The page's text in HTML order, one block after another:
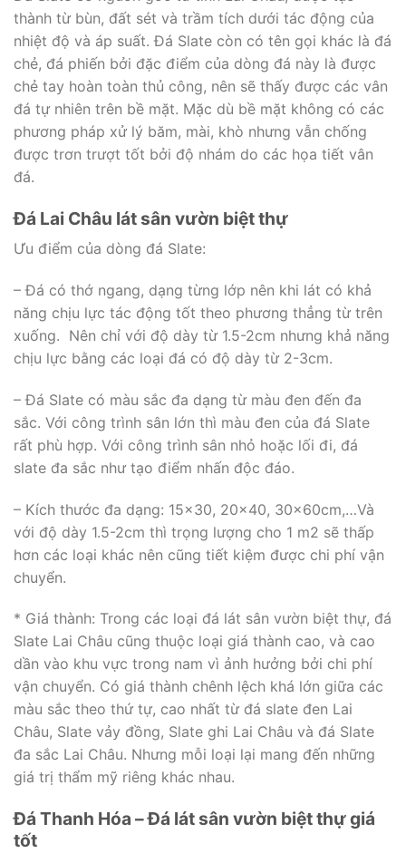
thành từ bùn, đất sét và trầm tích dưới tác động của
nhiệt độ và áp suất. Đá Slate còn có tên gọi khác là đá
chẻ, đá phiến bởi đặc điểm của dòng đá này là được
chẻ tay hoàn toàn thủ công, nên sẽ thấy được các vân
đá tự nhiên trên bề mặt. Mặc dù bề mặt không có các
phương pháp xử lý băm, mài, khò nhưng vẫn chống
được trơn trượt tốt bởi độ nhám do các họa tiết vân
đá.
Đá Lai Châu lát sân vườn biệt thự
Ưu điểm của dòng đá Slate:
– Đá có thớ ngang, dạng từng lớp nên khi lát có khả
năng chịu lực tác động tốt theo phương thẳng từ trên
xuống. Nên chỉ với độ dày từ 1.5-2cm nhưng khả năng
chịu lực bằng các loại đá có độ dày từ 2-3cm.
– Đá Slate có màu sắc đa dạng từ màu đen đến đa
sắc. Với công trình sân lớn thì màu đen của đá Slate
rất phù hợp. Với công trình sân nhỏ hoặc lối đi, đá
slate đa sắc như tạo điểm nhấn độc đáo.
– Kích thước đa dạng: 15×30, 20×40, 30x60cm,…Và
với độ dày 1.5-2cm thì trọng lượng cho 1 m2 sẽ thấp
hơn các loại khác nên cũng tiết kiệm được chi phí vận
chuyển.
* Giá thành: Trong các loại đá lát sân vườn biệt thự, đá
Slate Lai Châu cũng thuộc loại giá thành cao, và cao
dần vào khu vực trong nam vì ảnh hưởng bởi chi phí
vận chuyển. Có giá thành chênh lệch khá lớn giữa các
màu sắc theo thứ tự, cao nhất từ đá slate đen Lai
Châu, Slate vảy đồng, Slate ghi Lai Châu và đá Slate
đa sắc Lai Châu. Nhưng mỗi loại lại mang đến những
giá trị thẩm mỹ riêng khác nhau.
Đá Thanh Hóa – Đá lát sân vườn biệt thự giá
tốt